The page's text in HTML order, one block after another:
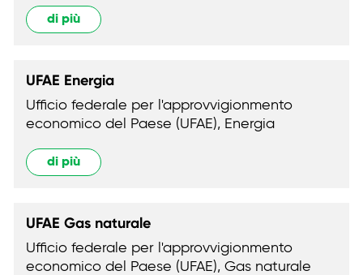
di più
UFAE Energia
Ufficio federale per l'approvvigionmento
economico del Paese (UFAE), Energia
di più
UFAE Gas naturale
Ufficio federale per l'approvvigionmento
economico del Paese (UFAE), Gas naturale